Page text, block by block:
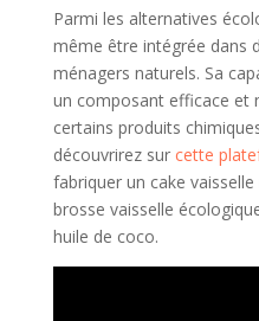
Parmi les alternatives
même être intégrée dans
ménagers naturels. Sa
un composant efficace et
certains produits
découvrirez sur cette
fabriquer un cake
brosse vaisselle
huile de coco.